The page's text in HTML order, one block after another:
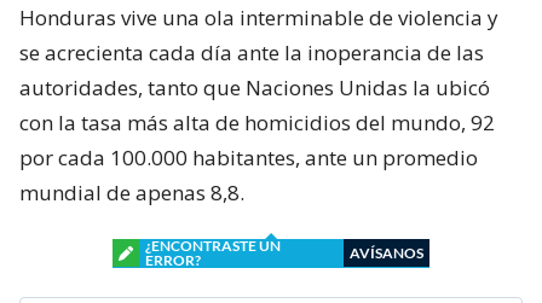
Honduras vive una ola interminable de violencia y
se acrecienta cada día ante la inoperancia de las
autoridades, tanto que Naciones Unidas la ubicó
con la tasa más alta de homicidios del mundo, 92
por cada 100.000 habitantes, ante un promedio
mundial de apenas 8,8.
¿ENCONTRASTE UN
ERROR?
AVÍSANOS